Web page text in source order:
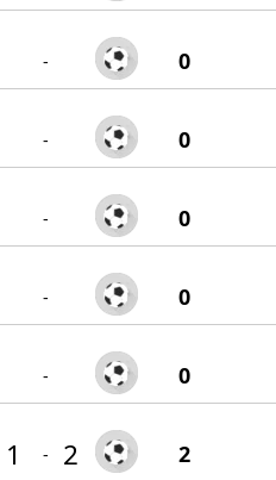
- 0
- 0
- 0
- 0
- 0
1 - 2 2